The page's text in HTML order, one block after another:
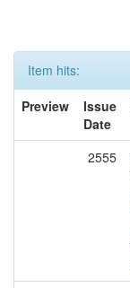
Item hits:
Preview
Issue
Date
2555